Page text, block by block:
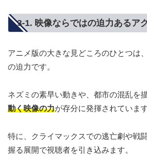
3-1. 映像ならではの迫力あるア
アニメ版の大きな見どころのひとつは
の迫力です。
ネズミの素早い動きや、都市の混乱を
動く映像の力が存分に発揮されています
特に、クライマックスでの逃亡劇や戦
握る展開で視聴者を引き込みます。